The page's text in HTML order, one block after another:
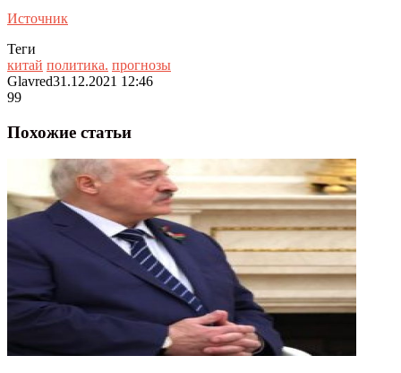
Источник
Теги
китай политика. прогнозы
Glavred31.12.2021 12:46
99
Похожие статьи